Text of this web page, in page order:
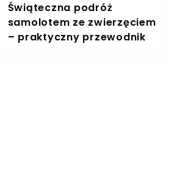
Świąteczna podróż
samolotem ze zwierzęciem
– praktyczny przewodnik